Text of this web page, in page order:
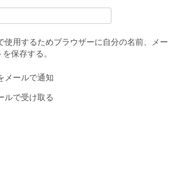
使用するためブラウザーに自分の名前、メー
保存する。
メールで通知
ルで受け取る